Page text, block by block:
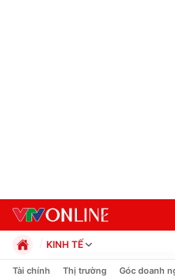
KINH TẾ
Chính trị
Tài chính Thị trường Góc doanh